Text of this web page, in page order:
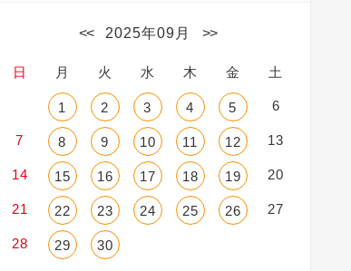
<< 2025年09月 >>
日 月 火 水 木 金 土
1 2 3 4 5 6
7 8 9 10 11 12 13
14 15 16 17 18 19 20
21 22 23 24 25 26 27
28 29 30